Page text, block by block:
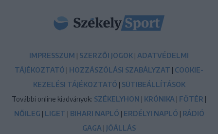
IMPRESSZUM SZERZŐI JOGOK ADATVÉDELMI
TÁJÉKOZTATÓ
HOZZÁSZÓLÁSI SZABÁLYZAT
COOKIE-
KEZELÉSI TÁJÉKOZTATÓ
SÜTIBEÁLLÍTÁSOK
További online kiadványok: SZÉKELYHON KRÓNIKA FŐTÉR
NŐILEG
LIGET BIHARI NAPLÓ ERDÉLYI NAPLÓ
RÁDIÓ
GAGA
JÓÁLLÁS